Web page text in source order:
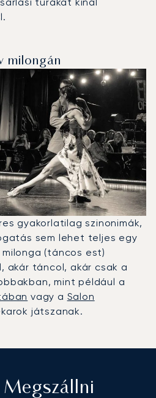
milongán
gyakorlatilag szinonimák,
sem lehet teljes egy
(táncos est)
akár táncol, akár csak a
mint például a
vagy a Salon
játszanak.
Megszállni